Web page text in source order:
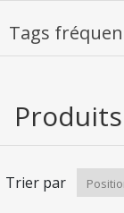
Tags
Trier par